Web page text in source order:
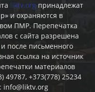
liktv.orgпринадлежат
и охраняются в
ПМР. Перепечатка
c сайта разрешена
после письменного
ссылка на источник
материалов
49787, +373(778) 25234
info@liktv.org